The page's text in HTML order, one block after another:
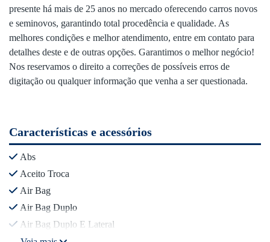
presente há mais de 25 anos no mercado oferecendo carros novos
e seminovos, garantindo total procedência e qualidade. As
melhores condições e melhor atendimento, entre em contato para
detalhes deste e de outras opções. Garantimos o melhor negócio!
Nos reservamos o direito a correções de possíveis erros de
digitação ou qualquer informação que venha a ser questionada.
Características e acessórios
Abs
Aceito Troca
Air Bag
Air Bag Duplo
Air Bag Duplo E Lateral